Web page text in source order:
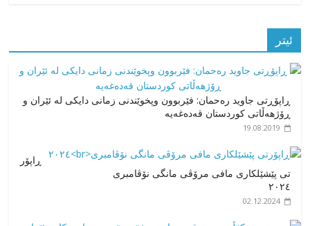
ئیتر
ڕاپۆڕتی جاوید رەحمان: فێربوون وپخوێندنی زمانی دایکی لە ئێران و
ڕۆژهەڵاتی کوردستان قەدەغەیە
19.08.2019
ڕاپۆر
تی پێشێلکاری مافی مرۆڤی مانگی نۆڤامبری
٢٠٢٤
02.12.2024